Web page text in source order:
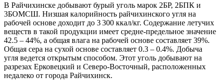
В Райчихинске добывают бурый уголь марок 2БР, 2БПК и
3БОМСШ. Низшая калорийность райчихинского угля на
рабочей основе доходит до 3 300 ккал/кг. Содержание летучих
веществ в такой продукции имеет средне-предельное значение
42.5 – 44%, а общая влага на рабочей основе составляет 39%.
Общая сера на сухой основе составляет 0.3 – 0.4%. Добыча
угля ведется открытым способом. Этот уголь добывают на
разрезах Ерковецкий и Северо-Восточный, расположенных
недалеко от города Райчихинск.